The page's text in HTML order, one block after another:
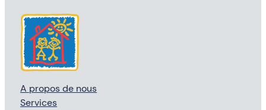
A propos de nous
Services